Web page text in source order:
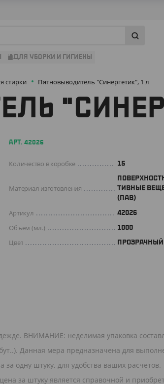
ДЛЯ УБОРКИ И ГИГИЕНЫ
стирки Пятновыводитель "Синергетик", 1 л
АРТ. 42026
Количество в коробке 15
Материал изготовления
ТИВНЫЕ
(ПАВ)
Артикул 42026
Объем (мл.) 1000
Цвет ПРОЗРАЧНЫЙ
ВНИМАНИЕ: неделимая упаковка
Данная мера предназначена для
одну штуку, для удобства ваших расчетов.
за штуку является справочной и